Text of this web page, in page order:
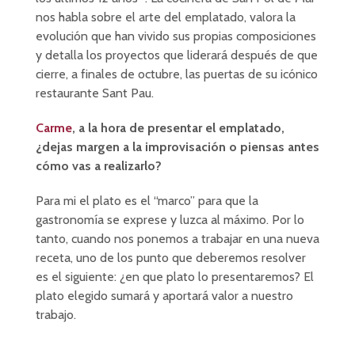
nos habla sobre el arte del emplatado, valora la
evolución que han vivido sus propias composiciones
y detalla los proyectos que liderará después de que
cierre, a finales de octubre, las puertas de su icónico
restaurante Sant Pau.
Carme, a la hora de presentar el emplatado,
¿dejas margen a la improvisación o piensas antes
cómo vas a realizarlo?
Para mi el plato es el “marco” para que la
gastronomía se exprese y luzca al máximo. Por lo
tanto, cuando nos ponemos a trabajar en una nueva
receta, uno de los punto que deberemos resolver
es el siguiente: ¿en que plato lo presentaremos? El
plato elegido sumará y aportará valor a nuestro
trabajo.